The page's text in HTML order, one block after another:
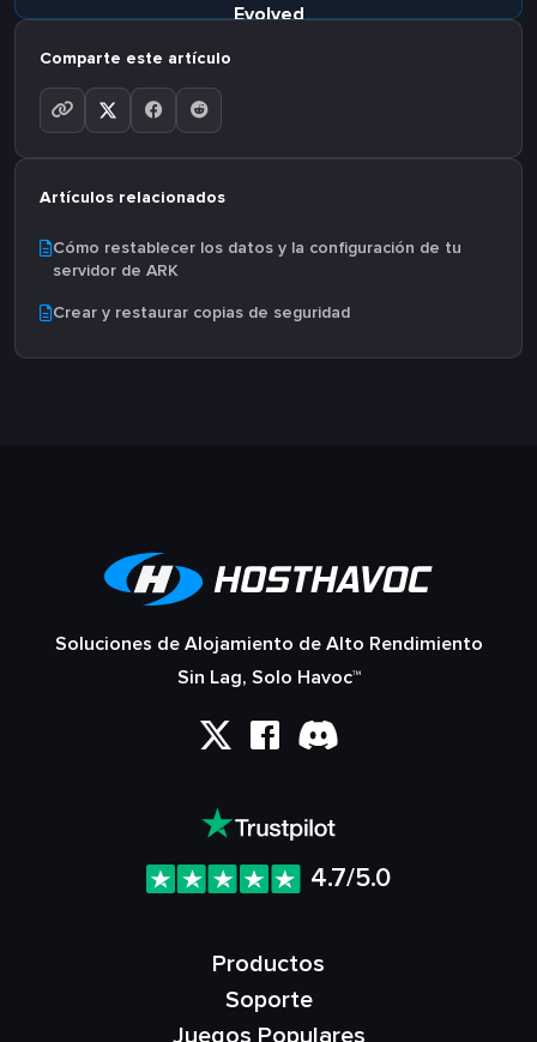
Evolved
Comparte este artículo
Artículos relacionados
Cómo restablecer los datos y la configuración de tu
servidor de ARK
Crear y restaurar copias de seguridad
Soluciones de Alojamiento de Alto Rendimiento
Sin Lag, Solo Havoc™
4.7/5.0
Productos
Soporte
Juegos Populares